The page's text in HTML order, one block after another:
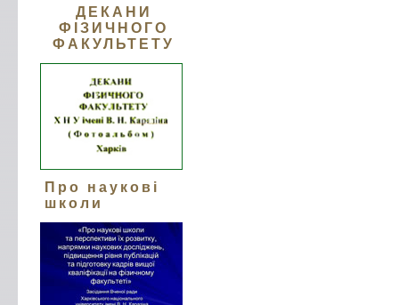
ДЕКАНИ
ФІЗИЧНОГО
ФАКУЛЬТЕТУ
Про наукові
школи